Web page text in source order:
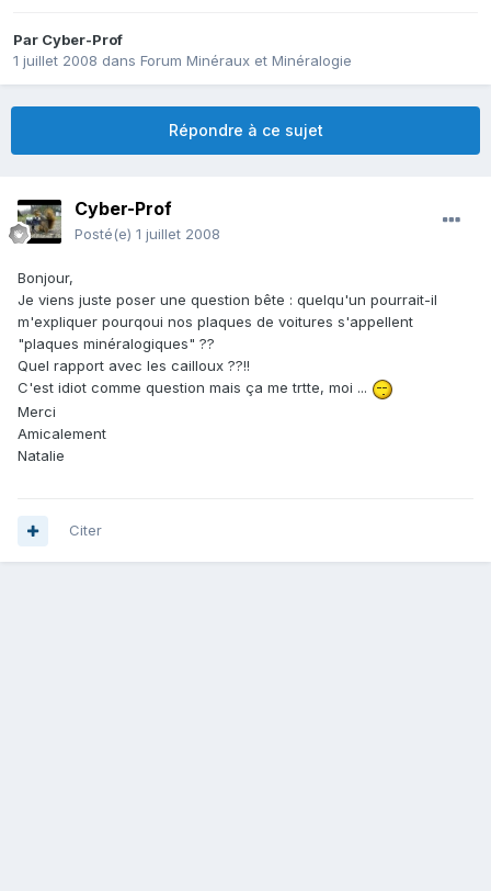
Par Cyber-Prof
1 juillet 2008 dans Forum Minéraux et Minéralogie
Répondre à ce sujet
Cyber-Prof
Posté(e) 1 juillet 2008
Bonjour,
Je viens juste poser une question bête : quelqu'un pourrait-il
m'expliquer pourqoui nos plaques de voitures s'appellent
"plaques minéralogiques" ??
Quel rapport avec les cailloux ??!!
C'est idiot comme question mais ça me trtte, moi ...
Merci
Amicalement
Natalie
Citer